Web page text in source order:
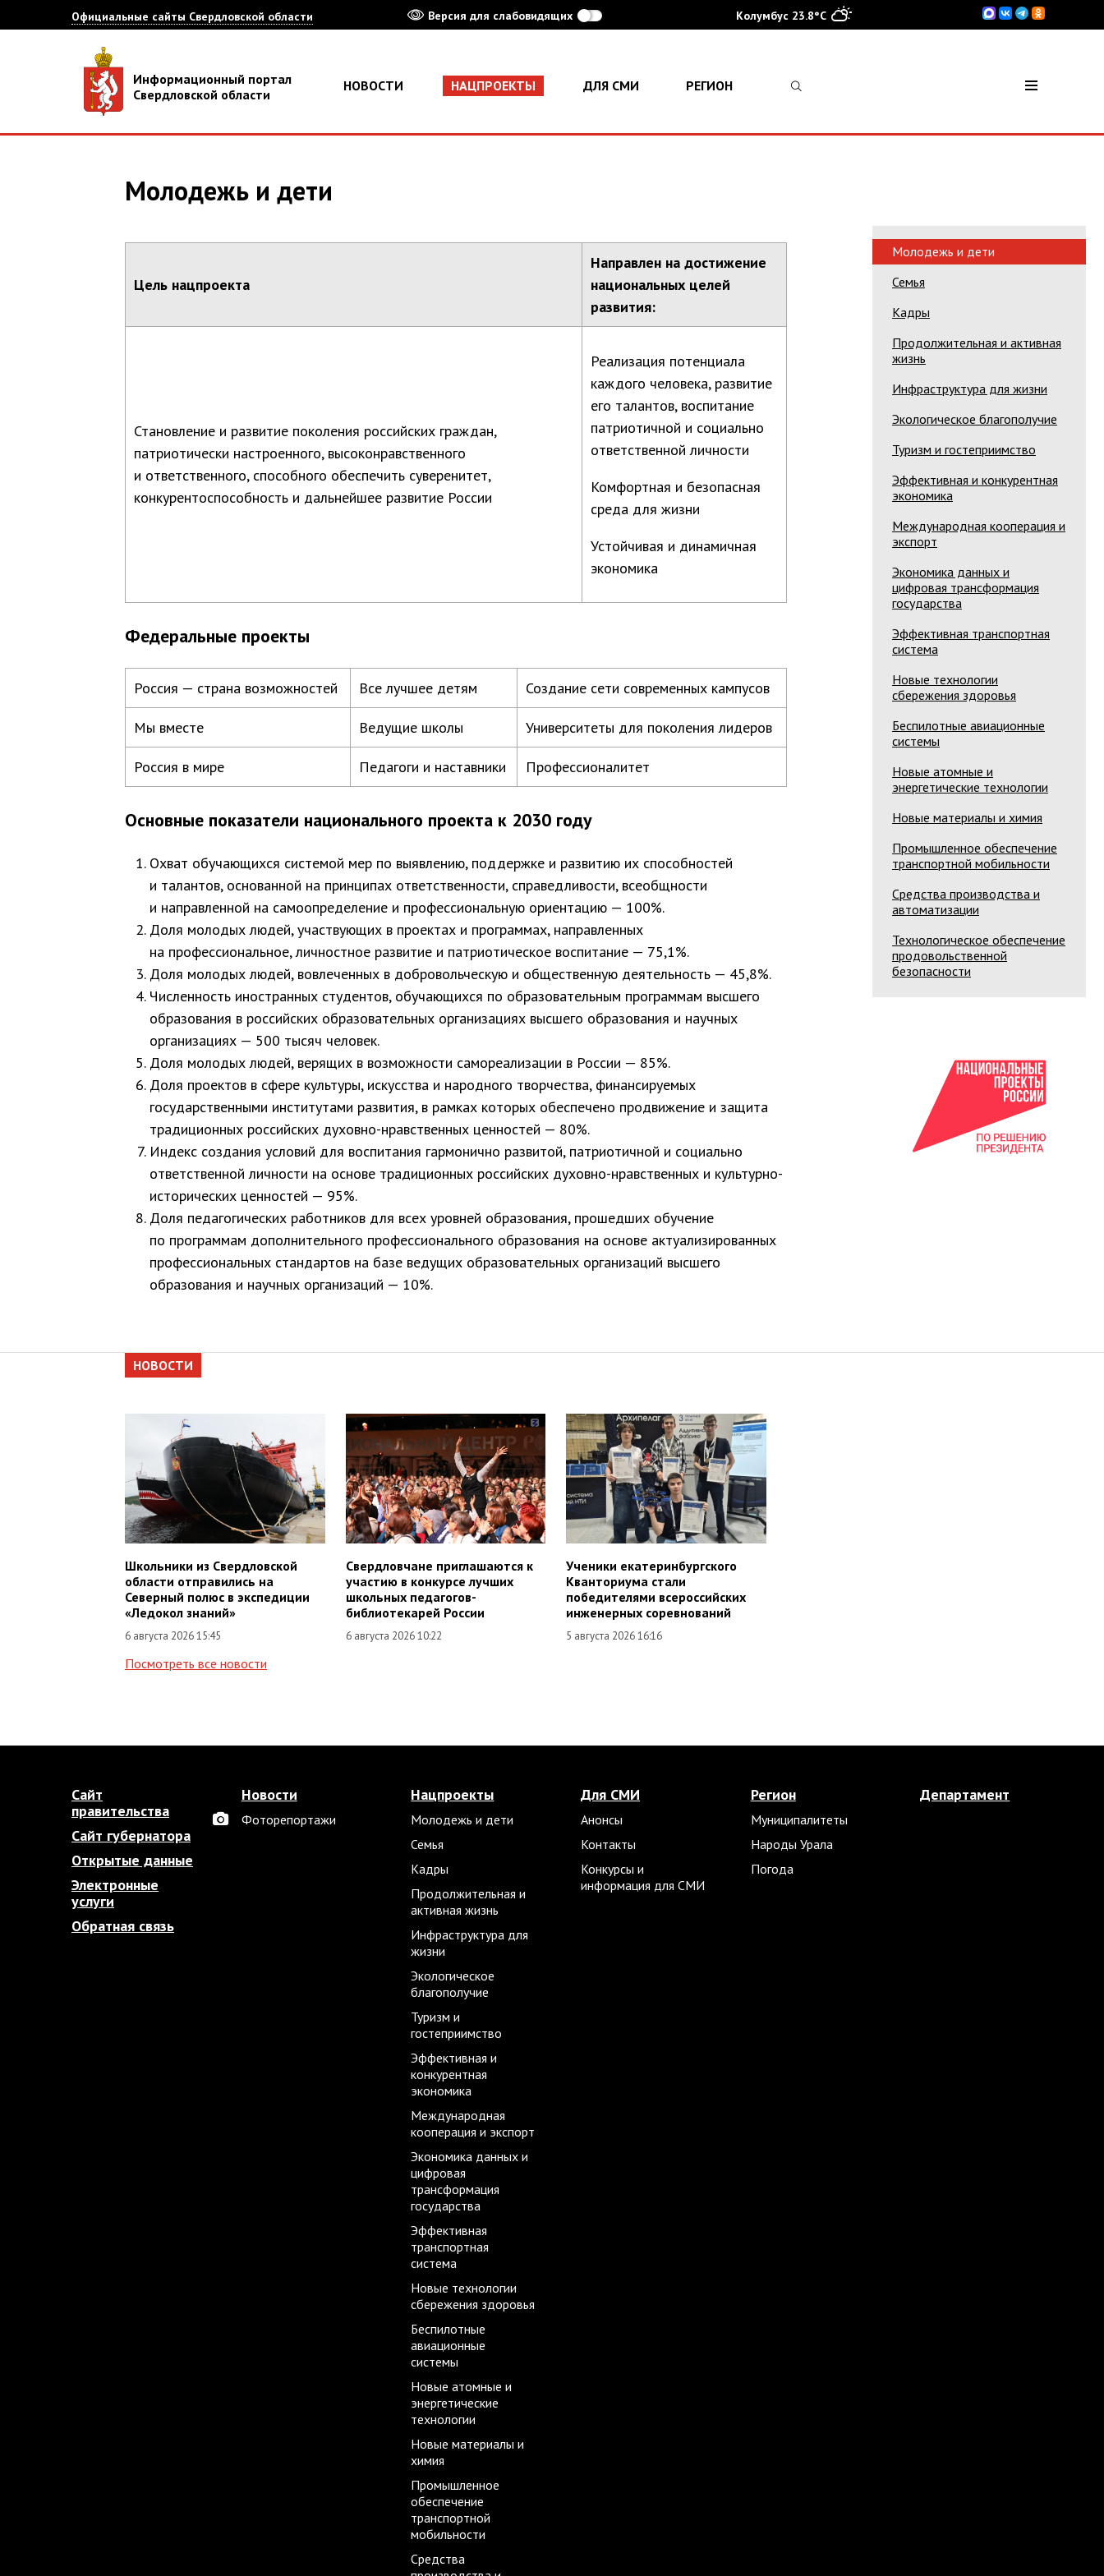
Официальные сайты Свердловской области Версия для слабовидящих Колумбус 23.8°C
Информационный портал
Свердловской области
НОВОСТИ НАЦПРОЕКТЫ ДЛЯ СМИ РЕГИОН
Молодежь и дети
Цель нацпроекта
Направлен на достижение
национальных целей
развития:
Становление и развитие поколения российских граждан,
патриотически настроенного, высоконравственного
и ответственного, способного обеспечить суверенитет,
конкурентоспособность и дальнейшее развитие России
Реализация потенциала
каждого человека, развитие
его талантов, воспитание
патриотичной и социально
ответственной личности
Комфортная и безопасная
среда для жизни
Устойчивая и динамичная
экономика
Федеральные проекты
Россия — страна возможностей Все лучшее детям Создание сети современных кампусов
Мы вместе Ведущие школы Университеты для поколения лидеров
Россия в мире Педагоги и наставники Профессионалитет
Основные показатели национального проекта к 2030 году
Охват обучающихся системой мер по выявлению, поддержке и развитию их способностей
и талантов, основанной на принципах ответственности, справедливости, всеобщности
и направленной на самоопределение и профессиональную ориентацию — 100%.
Доля молодых людей, участвующих в проектах и программах, направленных
на профессиональное, личностное развитие и патриотическое воспитание — 75,1%.
Доля молодых людей, вовлеченных в добровольческую и общественную деятельность — 45,8%.
Численность иностранных студентов, обучающихся по образовательным программам высшего
образования в российских образовательных организациях высшего образования и научных
организациях — 500 тысяч человек.
Доля молодых людей, верящих в возможности самореализации в России — 85%.
Доля проектов в сфере культуры, искусства и народного творчества, финансируемых
государственными институтами развития, в рамках которых обеспечено продвижение и защита
традиционных российских духовно-нравственных ценностей — 80%.
Индекс создания условий для воспитания гармонично развитой, патриотичной и социально
ответственной личности на основе традиционных российских духовно-нравственных и культурно-
исторических ценностей — 95%.
Доля педагогических работников для всех уровней образования, прошедших обучение
по программам дополнительного профессионального образования на основе актуализированных
профессиональных стандартов на базе ведущих образовательных организаций высшего
образования и научных организаций — 10%.
Молодежь и дети
Семья
Кадры
Продолжительная и активная
жизнь
Инфраструктура для жизни
Экологическое благополучие
Туризм и гостеприимство
Эффективная и конкурентная
экономика
Международная кооперация и
экспорт
Экономика данных и
цифровая трансформация
государства
Эффективная транспортная
система
Новые технологии
сбережения здоровья
Беспилотные авиационные
системы
Новые атомные и
энергетические технологии
Новые материалы и химия
Промышленное обеспечение
транспортной мобильности
Средства производства и
автоматизации
Технологическое обеспечение
продовольственной
безопасности
НОВОСТИ
Школьники из Свердловской
области отправились на
Северный полюс в экспедиции
«Ледокол знаний»
6 августа 2026 15:45
Свердловчане приглашаются к
участию в конкурсе лучших
школьных педагогов-
библиотекарей России
6 августа 2026 10:22
Ученики екатеринбургского
Кванториума стали
победителями всероссийских
инженерных соревнований
5 августа 2026 16:16
Посмотреть все новости
Сайт
правительства
Сайт губернатора
Открытые данные
Электронные
услуги
Обратная связь
Новости
Фоторепортажи
Нацпроекты
Молодежь и дети
Семья
Кадры
Продолжительная и
активная жизнь
Инфраструктура для
жизни
Экологическое
благополучие
Туризм и
гостеприимство
Эффективная и
конкурентная
экономика
Международная
кооперация и экспорт
Экономика данных и
цифровая
трансформация
государства
Эффективная
транспортная
система
Новые технологии
сбережения здоровья
Беспилотные
авиационные
системы
Новые атомные и
энергетические
технологии
Новые материалы и
химия
Промышленное
обеспечение
транспортной
мобильности
Средства
Для СМИ
Анонсы
Контакты
Конкурсы и
информация для СМИ
Регион
Муниципалитеты
Народы Урала
Погода
Департамент